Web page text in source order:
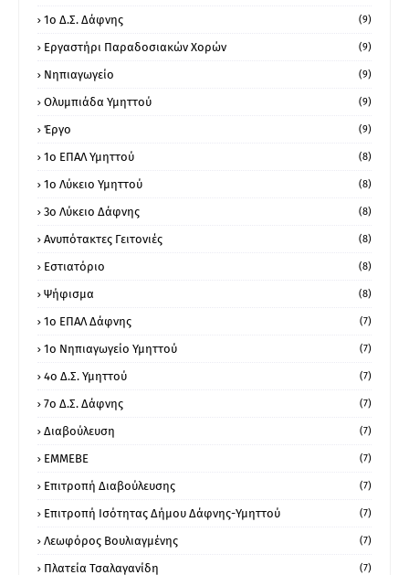
1ο Δ.Σ. Δάφνης (9)
Εργαστήρι Παραδοσιακών Χορών (9)
Νηπιαγωγείο (9)
Ολυμπιάδα Υμηττού (9)
Έργο (9)
1o ΕΠΑΛ Υμηττού (8)
1ο Λύκειο Υμηττού (8)
3ο Λύκειο Δάφνης (8)
Ανυπότακτες Γειτονιές (8)
Εστιατόριο (8)
Ψήφισμα (8)
1ο ΕΠΑΛ Δάφνης (7)
1ο Νηπιαγωγείο Υμηττού (7)
4ο Δ.Σ. Υμηττού (7)
7ο Δ.Σ. Δάφνης (7)
Διαβούλευση (7)
ΕΜΜΕΒΕ (7)
Επιτροπή Διαβούλευσης (7)
Επιτροπή Ισότητας Δήμου Δάφνης-Υμηττού (7)
Λεωφόρος Βουλιαγμένης (7)
Πλατεία Τσαλαγανίδη (7)